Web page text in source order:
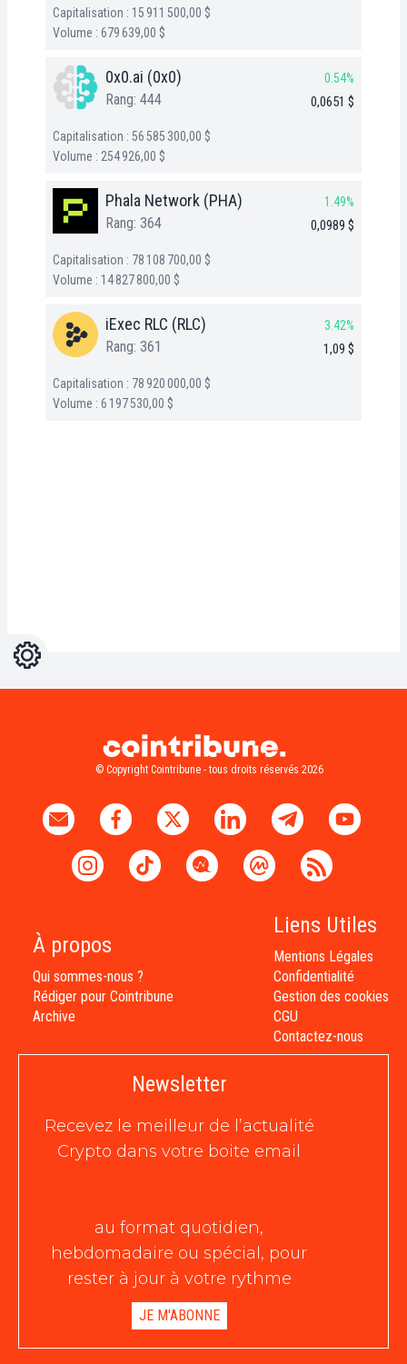
Capitalisation : 15 911 500,00 $
Volume : 679 639,00 $
0x0.ai (0x0)
Rang: 444
0.54%
0,0651 $
Capitalisation : 56 585 300,00 $
Volume : 254 926,00 $
Phala Network (PHA)
Rang: 364
1.49%
0,0989 $
Capitalisation : 78 108 700,00 $
Volume : 14 827 800,00 $
iExec RLC (RLC)
Rang: 361
3.42%
1,09 $
Capitalisation : 78 920 000,00 $
Volume : 6 197 530,00 $
Réglages
© Copyright Cointribune - tous droits réservés 2026
À propos
Qui sommes-nous ?
Rédiger pour Cointribune
Archive
Liens Utiles
Mentions Légales
Confidentialité
Gestion des cookies
CGU
Contactez-nous
Newsletter
Recevez le meilleur de l’actualité
Crypto dans votre boite email
au format quotidien,
hebdomadaire ou spécial, pour
rester à jour à votre rythme
JE M'ABONNE